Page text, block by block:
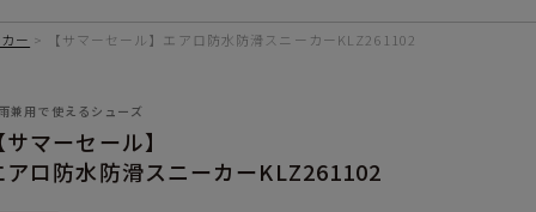
ー 【サマーセール】エアロ防水防滑スニーカーKLZ261102
兼用で使えるシューズ
【サマーセール】
アロ防水防滑スニーカーKLZ261102
甲高・幅広
軽量
屈曲性